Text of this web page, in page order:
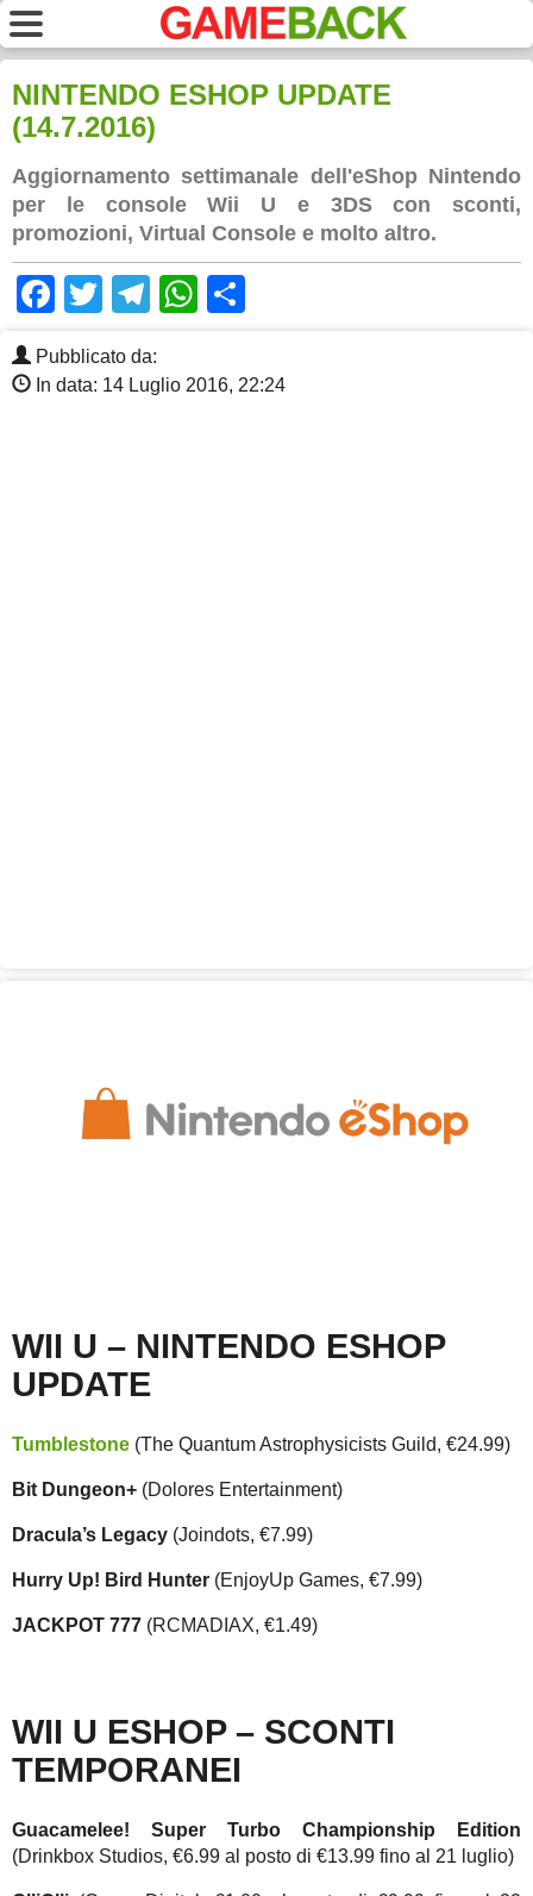
NINTENDO ESHOP UPDATE
(14.7.2016)
Aggiornamento settimanale dell'eShop Nintendo
per le console Wii U e 3DS con sconti,
promozioni, Virtual Console e molto altro.
Facebook
TwitterTelegram
WhatsApp
Pubblicato da:
In data: 14 Luglio 2016, 22:24
WII U – NINTENDO ESHOP
UPDATE
Tumblestone (The Quantum Astrophysicists Guild, €24.99)
Bit Dungeon+ (Dolores Entertainment)
Dracula’s Legacy (Joindots, €7.99)
Hurry Up! Bird Hunter (EnjoyUp Games, €7.99)
JACKPOT 777 (RCMADIAX, €1.49)
WII U ESHOP – SCONTI
TEMPORANEI
Guacamelee! Super Turbo Championship Edition
(Drinkbox Studios, €6.99 al posto di €13.99 fino al 21 luglio)